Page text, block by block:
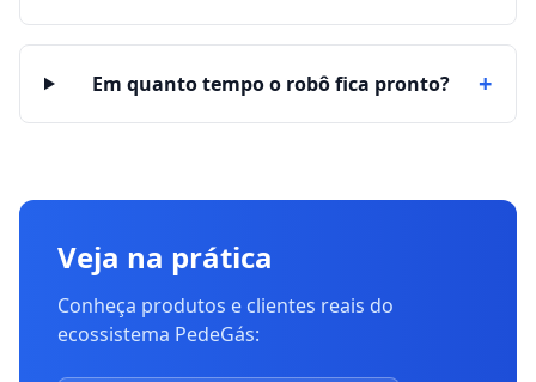
Em quanto tempo o robô fica pronto? +
Veja na prática
Conheça produtos e clientes reais do
ecossistema PedeGás: